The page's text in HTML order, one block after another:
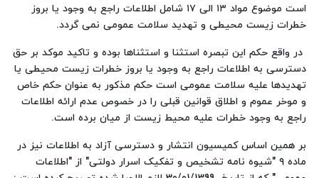
است موضوع مواد ۱۳ الی ۱۷ شامل اطلاعات راجع به وجود یا بروز
خطرات زیست محیطی و تهدید سلامت عمومی نمی گردد.
در واقع حکم این تبصره استثنا و استثناها بوده و تاکید موکد بر حق
دسترسی به اطلاعات راجع به وجود یا بروز خطرات زیست محیطی یا
تهدیدها علیه سلامت عمومی است حکم مذکور به عنوان حکم خاص
و موخر عموم و اطلاق قوانین قبلی را در خصوص عدم ارائه اطلاعات
راجع به وجود خطرات علیه محیط زیست از میان برده است.
بر همین اساس کمیسیون انتشار و دسترسی آزاد به اطلاعات نیز در
ماده ۹ "شیوه نامه تشخیص و تفکیک اسرار دولتی" از "اطلاعات